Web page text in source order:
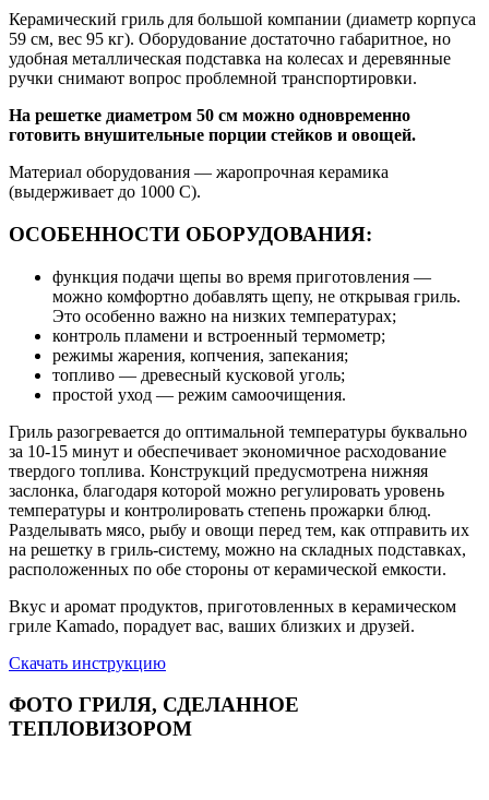
Керамический гриль для большой компании (диаметр корпуса
59 см, вес 95 кг). Оборудование достаточно габаритное, но
удобная металлическая подставка на колесах и деревянные
ручки снимают вопрос проблемной транспортировки.
На решетке диаметром 50 см можно одновременно
готовить внушительные порции стейков и овощей.
Материал оборудования — жаропрочная керамика
(выдерживает до 1000 С).
ОСОБЕННОСТИ ОБОРУДОВАНИЯ:
функция подачи щепы во время приготовления —
можно комфортно добавлять щепу, не открывая гриль.
Это особенно важно на низких температурах;
контроль пламени и встроенный термометр;
режимы жарения, копчения, запекания;
топливо — древесный кусковой уголь;
простой уход — режим самоочищения.
Гриль разогревается до оптимальной температуры буквально
за 10-15 минут и обеспечивает экономичное расходование
твердого топлива. Конструкций предусмотрена нижняя
заслонка, благодаря которой можно регулировать уровень
температуры и контролировать степень прожарки блюд.
Разделывать мясо, рыбу и овощи перед тем, как отправить их
на решетку в гриль-систему, можно на складных подставках,
расположенных по обе стороны от керамической емкости.
Вкус и аромат продуктов, приготовленных в керамическом
гриле Kamado, порадует вас, ваших близких и друзей.
Скачать инструкцию
ФОТО ГРИЛЯ, СДЕЛАННОЕ
ТЕПЛОВИЗОРОМ